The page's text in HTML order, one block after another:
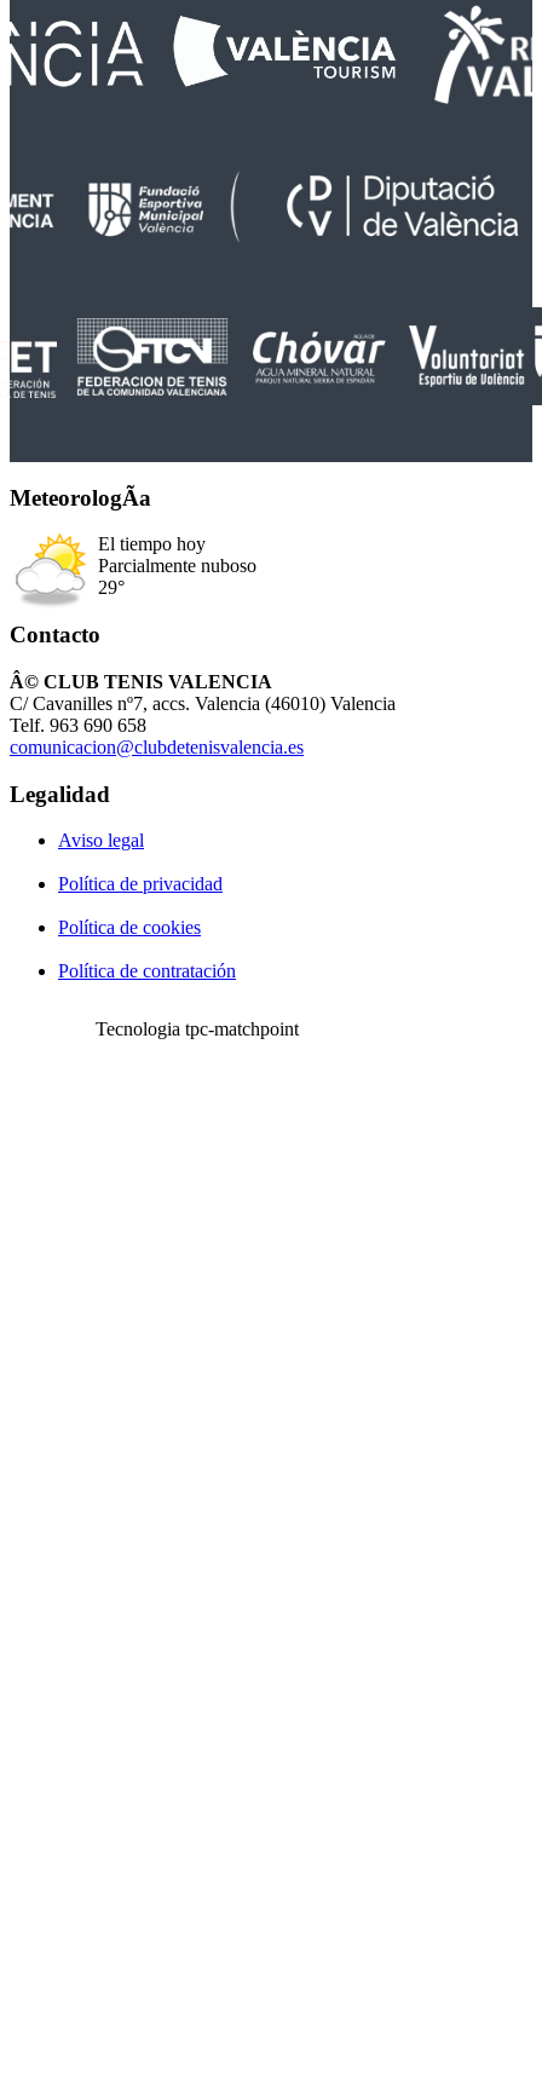
MeteorologÃ­a
El tiempo hoy
Parcialmente nuboso
29°
Contacto
Â© CLUB TENIS VALENCIA
C/ Cavanilles nº7, accs. Valencia (46010) Valencia
Telf. 963 690 658
comunicacion@clubdetenisvalencia.es
Legalidad
Aviso legal
Política de privacidad
Política de cookies
Política de contratación
Tecnologia tpc-matchpoint